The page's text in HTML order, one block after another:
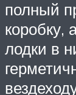
полный
коробку,
лодки в